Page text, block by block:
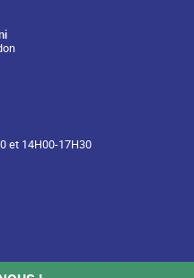
et 14H00-17H30